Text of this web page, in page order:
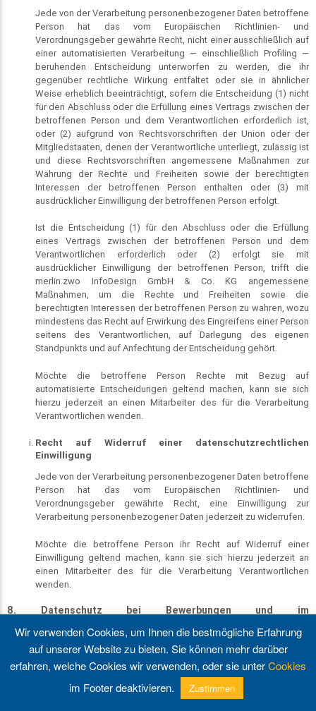
Jede von der Verarbeitung personenbezogener Daten betroffene
Person hat das vom Europäischen Richtlinien- und
Verordnungsgeber gewährte Recht, nicht einer ausschließlich auf
einer automatisierten Verarbeitung — einschließlich Profiling —
beruhenden Entscheidung unterworfen zu werden, die ihr
gegenüber rechtliche Wirkung entfaltet oder sie in ähnlicher
Weise erheblich beeinträchtigt, sofern die Entscheidung (1) nicht
für den Abschluss oder die Erfüllung eines Vertrags zwischen der
betroffenen Person und dem Verantwortlichen erforderlich ist,
oder (2) aufgrund von Rechtsvorschriften der Union oder der
Mitgliedstaaten, denen der Verantwortliche unterliegt, zulässig ist
und diese Rechtsvorschriften angemessene Maßnahmen zur
Wahrung der Rechte und Freiheiten sowie der berechtigten
Interessen der betroffenen Person enthalten oder (3) mit
ausdrücklicher Einwilligung der betroffenen Person erfolgt.
Ist die Entscheidung (1) für den Abschluss oder die Erfüllung
eines Vertrags zwischen der betroffenen Person und dem
Verantwortlichen erforderlich oder (2) erfolgt sie mit
ausdrücklicher Einwilligung der betroffenen Person, trifft die
merlin.zwo InfoDesign GmbH & Co. KG angemessene
Maßnahmen, um die Rechte und Freiheiten sowie die
berechtigten Interessen der betroffenen Person zu wahren, wozu
mindestens das Recht auf Erwirkung des Eingreifens einer Person
seitens des Verantwortlichen, auf Darlegung des eigenen
Standpunkts und auf Anfechtung der Entscheidung gehört.
Möchte die betroffene Person Rechte mit Bezug auf
automatisierte Entscheidungen geltend machen, kann sie sich
hierzu jederzeit an einen Mitarbeiter des für die Verarbeitung
Verantwortlichen wenden.
Recht auf Widerruf einer datenschutzrechtlichen
Einwilligung
Jede von der Verarbeitung personenbezogener Daten betroffene
Person hat das vom Europäischen Richtlinien- und
Verordnungsgeber gewährte Recht, eine Einwilligung zur
Verarbeitung personenbezogener Daten jederzeit zu widerrufen.
Möchte die betroffene Person ihr Recht auf Widerruf einer
Einwilligung geltend machen, kann sie sich hierzu jederzeit an
einen Mitarbeiter des für die Verarbeitung Verantwortlichen
wenden.
8. Datenschutz bei Bewerbungen und im
Der für die Verarbeitung Verantwortliche erhebt und verarbeitet die
Abwicklung des Bewerbungsverfahrens. Die Verarbeitung kann auch auf
elektronischem Wege erfolgen. Dies ist insbesondere dann der Fall,
wenn ein Bewerber entsprechende Bewerbungsunterlagen auf dem
mail update keyboard_arrow_up
Wir verwenden Cookies, um Ihnen die bestmögliche Erfahrung
auf unserer Website zu bieten. Sie können mehr darüber
erfahren, welche Cookies wir verwenden, oder sie unterCookies
im Footer deaktivieren.
Zustimmen